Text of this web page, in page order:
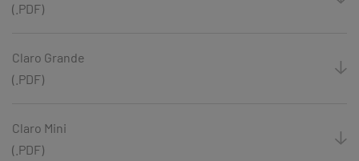
(.PDF)
Claro Grande
(.PDF)
Claro Mini
(.PDF)